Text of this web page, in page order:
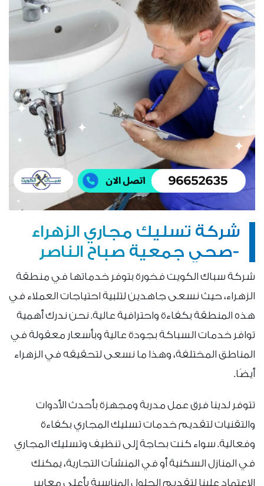
شركة تسليك مجاري الزهراء
-صحي جمعية صباح الناصر
شركة سباك الكويت فخورة بتوفر خدماتها في منطقة
الزهراء، حيث نسعى جاهدين لتلبية احتياجات العملاء في
هذه المنطقة بكفاءة واحترافية عالية. نحن ندرك أهمية
توافر خدمات السباكة بجودة عالية وبأسعار معقولة في
المناطق المختلفة، وهذا ما نسعى لتحقيقه في الزهراء
أيضًا.
تتوفر لدينا فرق عمل مدربة ومجهزة بأحدث الأدوات
والتقنيات لتقديم خدمات تسليك المجاري بكفاءة
وفعالية. سواء كنت بحاجة إلى تنظيف وتسليك المجاري
في المنازل السكنية أو في المنشآت التجارية، يمكنك
الاعتماد علينا لتقديم الحلول المناسبة بأعلى معايير